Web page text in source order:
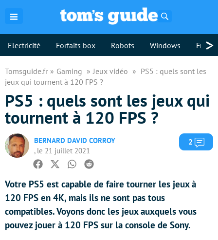
Electricité Forfaits box Robots Windows >
Tomsguide.fr Gaming Jeux vidéo
PS5 : quels sont les
jeux qui tournent à 120 FPS ?
PS5 : quels sont les jeux qui
tournent à 120 FPS ?
BERNARD DAVID CORROY
, le 21 juillet 2021
2
Facebook
TwitterWhatsapp
Reddit
Votre PS5 est capable de faire tourner les jeux à
120 FPS en 4K, mais ils ne sont pas tous
compatibles. Voyons donc les jeux auxquels vous
pouvez jouer à 120 FPS sur la console de Sony.